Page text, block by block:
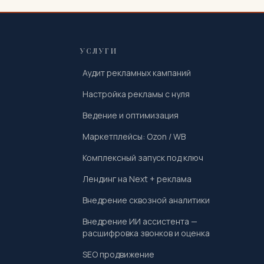
УСЛУГИ
Аудит рекламных кампаний
Настройка рекламы с нуля
Ведение и оптимизация
Маркетплейсы: Ozon / WB
Комплексный запуск под ключ
Лендинг на Next + реклама
Внедрение сквозной аналитики
Внедрение ИИ ассистента —
расшифровка звонков и оценка
SEO продвижение